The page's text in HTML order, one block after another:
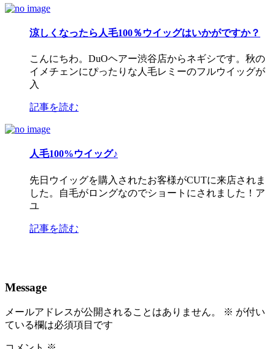
涼しくなったら人毛100％ウイッグはいかがですか？
こんにちわ。DuOヘアー渋谷店からネギシです。秋の
イメチェンにぴったりな人毛レミーのフルウイッグが
入
記事を読む
人毛100%ウイッグ♪
先日ウイッグを購入されたお客様がCUTに来店されま
した。自毛がロングなのでショートにされました！ア
ユ
記事を読む
Message
メールアドレスが公開されることはありません。 ※ が付い
ている欄は必須項目です